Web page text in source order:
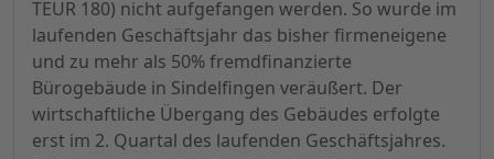
TEUR 180) nicht aufgefangen werden. So wurde im
laufenden Geschäftsjahr das bisher firmeneigene
und zu mehr als 50% fremdfinanzierte
Bürogebäude in Sindelfingen veräußert. Der
wirtschaftliche Übergang des Gebäudes erfolgte
erst im 2. Quartal des laufenden Geschäftsjahres.